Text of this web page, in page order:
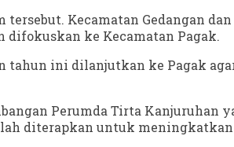
Kecamatan Gedangan
difokuskan ke Kecamatan Pagak.
tahun ini dilanjutkan ke Pagak
Perumda Tirta
diterapkan untuk